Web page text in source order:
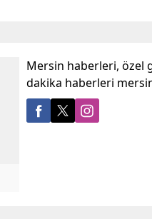
Mersin haberleri, özel
dakika haberleri